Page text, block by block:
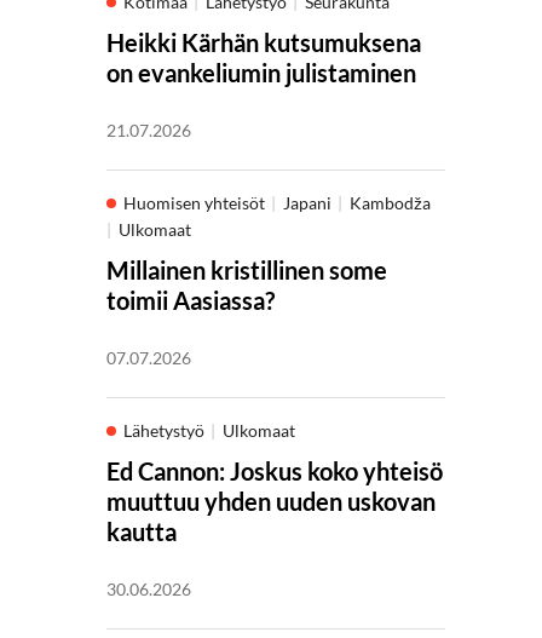
Heikki Kärhän kutsumuksena
on evankeliumin julistaminen
21.07.2026
Huomisen yhteisöt Japani
Kambodža
Ulkomaat
Millainen kristillinen some
toimii Aasiassa?
07.07.2026
Lähetystyö Ulkomaat
Ed Cannon: Joskus koko yhteisö
muuttuu yhden uuden uskovan
kautta
30.06.2026